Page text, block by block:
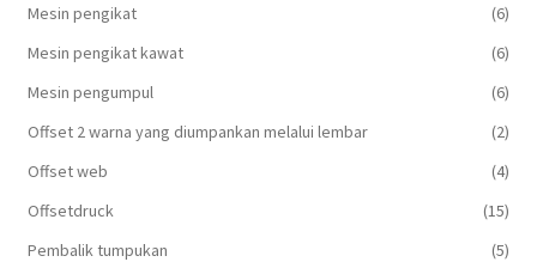
Mesin pengikat
(6)
Mesin pengikat kawat
(6)
Mesin pengumpul
(6)
Offset 2 warna yang diumpankan melalui lembar
(2)
Offset web
(4)
Offsetdruck
(15)
Pembalik tumpukan
(5)